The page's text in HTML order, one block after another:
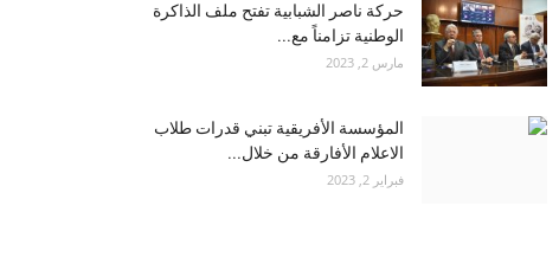
حركة ناصر الشبابية تفتح ملف الذاكرة
الوطنية تزامناً مع...
مارس 2, 2023
المؤسسة الأفريقية تبني قدرات طلاب
الاعلام الأفارقة من خلال...
فبراير 2, 2023